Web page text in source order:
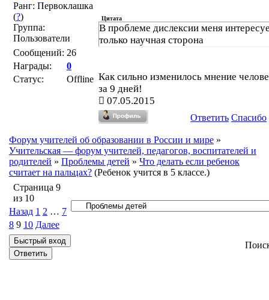
Ранг: Первоклашка
(?)
Группа:
Пользователи
Сообщений: 26
Награды:
0
Статус:
Offline
Цитата
В проблеме дислексии меня
только научная сторона
Как сильно изменилось мнение
за 9 дней!
07.05.2015
Ответить Спасибо
Форум учителей об образовании в России и мире »
Учительская — форум учителей, педагогов, воспитателей и
родителей » Проблемы детей » Что делать если ребенок
считает на пальцах? (Ребенок учится в 5 классе.)
Страница 9
из 10
Назад 1 2 … 7
8 9 10 Далее